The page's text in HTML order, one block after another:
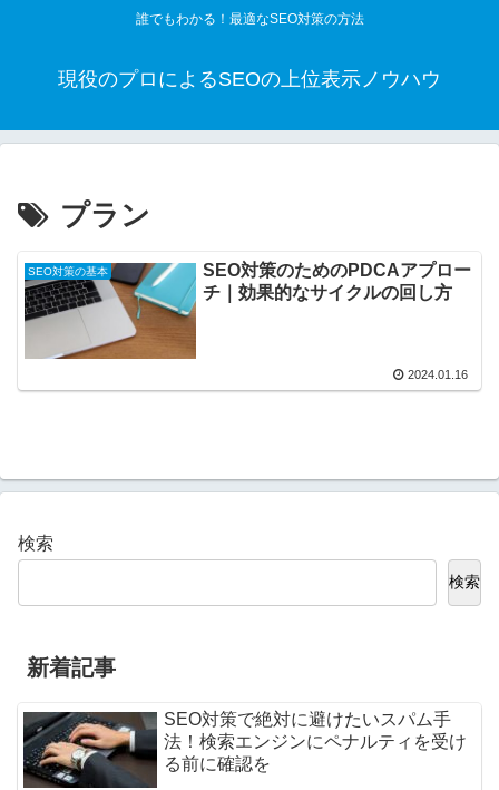
誰でもわかる！最適なSEO対策の方法
現役のプロによるSEOの上位表示ノウハウ
プラン
SEO対策の基本
SEO対策のためのPDCAアプロー
チ｜効果的なサイクルの回し方
2024.01.16
検索
検索
新着記事
SEO対策で絶対に避けたいスパム手
法！検索エンジンにペナルティを受け
る前に確認を